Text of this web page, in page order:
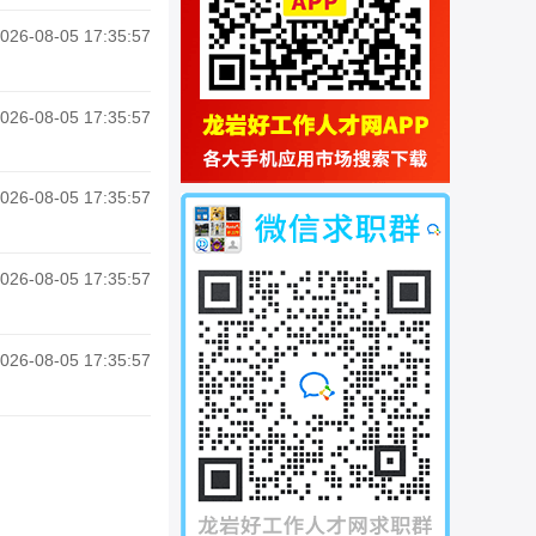
08-05 17:35:57
08-05 17:35:57
08-05 17:35:57
08-05 17:35:57
08-05 17:35:57